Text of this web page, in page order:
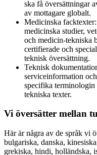
ska få översättningar
av mottagare globalt.
Medicinska
medicinska studier,
och medicin-tekniska
certifierade och
teknisk översättning.
Teknisk
serviceinformation
specifika terminologin
tekniska texter.
Vi översätter mellan
Här är några av de språk vi
bulgariska, danska,
grekiska, hindi, holländska,